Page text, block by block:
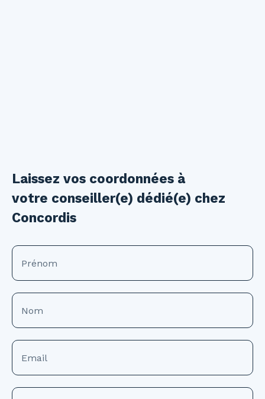
Laissez vos coordonnées à
votre conseiller(e) dédié(e) chez
Concordis
Prénom
Nom
Email